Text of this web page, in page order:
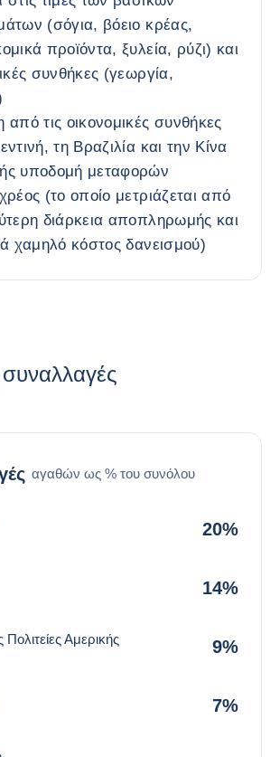
(σόγια, βόειο κρέας,
προϊόντα, ξυλεία, ρύζι) και
συνθήκες (γεωργία,
από τις οικονομικές συνθήκες
τη Βραζιλία και την Κίνα
υποδομή μεταφορών
(το οποίο μετριάζεται από
διάρκεια αποπληρωμής και
χαμηλό κόστος δανεισμού)
αγαθών ως % του συνόλου
20%
14%
Αμερικής 9%
7%